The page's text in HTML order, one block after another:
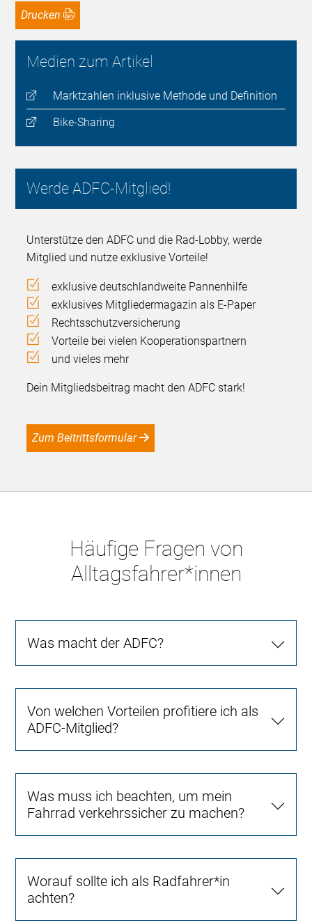
Drucken
Medien zum Artikel
Marktzahlen inklusive Methode und Definition
Bike-Sharing
Werde ADFC-Mitglied!
Unterstütze den ADFC und die Rad-Lobby, werde
Mitglied und nutze exklusive Vorteile!
exklusive deutschlandweite Pannenhilfe
exklusives Mitgliedermagazin als E-Paper
Rechtsschutzversicherung
Vorteile bei vielen Kooperationspartnern
und vieles mehr
Dein Mitgliedsbeitrag macht den ADFC stark!
Zum Beitrittsformular
Häufige Fragen von
Alltagsfahrer*innen
Was macht der ADFC?
Von welchen Vorteilen profitiere ich als
ADFC-Mitglied?
Was muss ich beachten, um mein
Fahrrad verkehrssicher zu machen?
Worauf sollte ich als Radfahrer*in
achten?